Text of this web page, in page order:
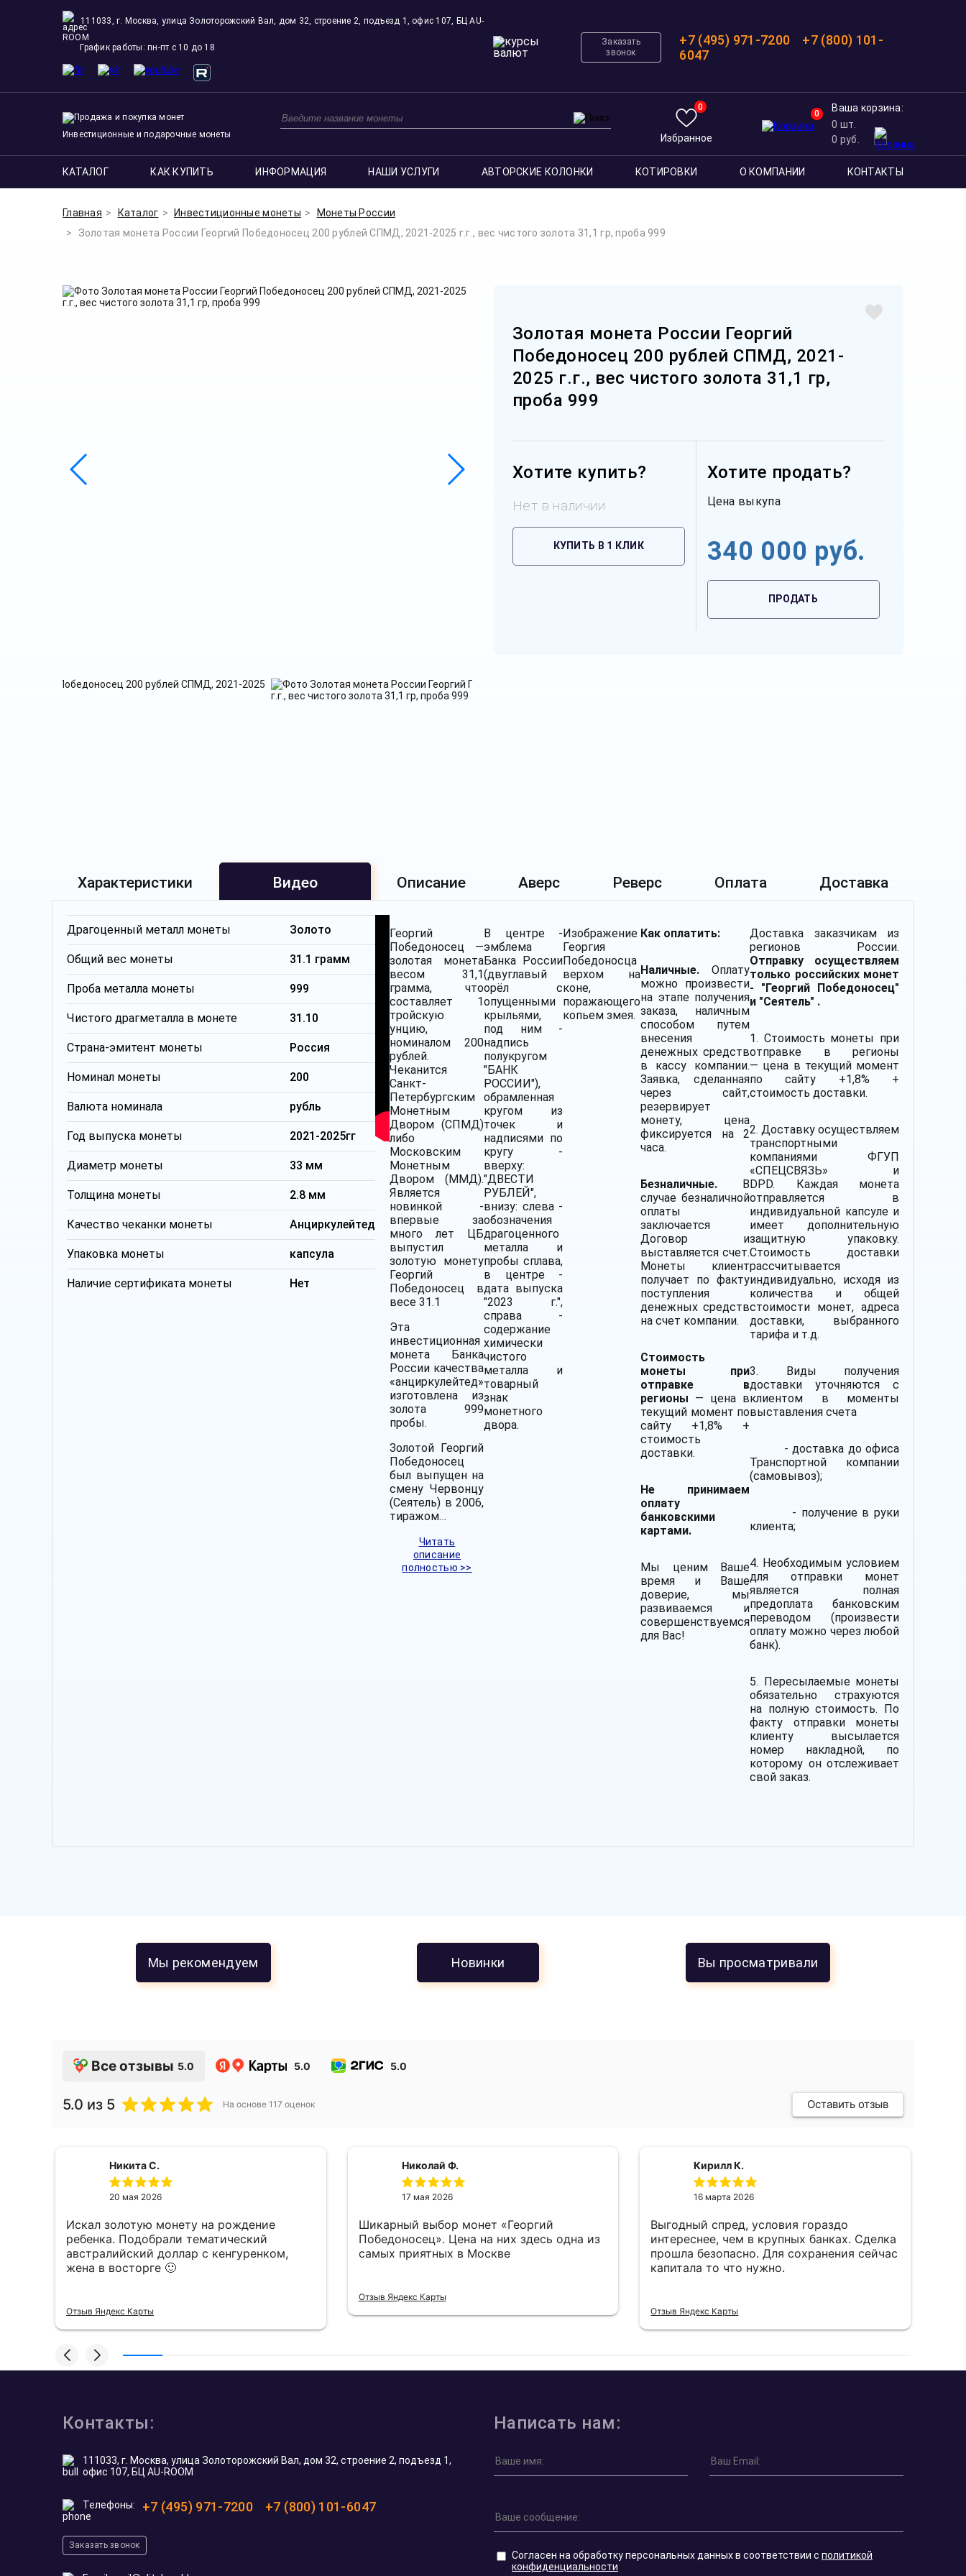
111033, г. Москва, улица Золоторожский Вал, дом 32, строение 2, подъезд 1, офис 107, БЦ AU-
ROOM
График работы: пн-пт с 10 до 18
Заказать
звонок
+7 (495) 971-7200
+7 (800) 101-
6047
Инвестиционные и подарочные монеты
0
Избранное
0
Ваша корзина:
0 шт.
0 руб.
КАТАЛОГ КАК КУПИТЬ ИНФОРМАЦИЯ НАШИ УСЛУГИ АВТОРСКИЕ КОЛОНКИ КОТИРОВКИ О КОМПАНИИ КОНТАКТЫ
Главная Каталог Инвестиционные монеты
Монеты России
Золотая монета России Георгий Победоносец 200 рублей СПМД, 2021-2025 г.г., вес чистого золота 31,1 гр, проба 999
Золотая монета России Георгий
Победоносец 200 рублей СПМД, 2021-
2025 г.г., вес чистого золота 31,1 гр,
проба 999
Хотите купить?
Нет в наличии
КУПИТЬ В 1 КЛИК
Хотите продать?
Цена выкупа
340 000 руб.
ПРОДАТЬ
Характеристики Видео Описание Аверс Реверс Оплата Доставка
Драгоценный металл монеты Золото
Общий вес монеты 31.1 грамм
Проба металла монеты 999
Чистого драгметалла в монете 31.10
Страна-эмитент монеты Россия
Номинал монеты 200
Валюта номинала рубль
Год выпуска монеты 2021-2025гг
Диаметр монеты 33 мм
Толщина монеты 2.8 мм
Качество чеканки монеты Анциркулейтед
Упаковка монеты капсула
Наличие сертификата монеты Нет
Георгий
Победоносец —
золотая монета
весом 31,1
грамма, что
составляет 1
тройскую
унцию,
номиналом 200
рублей.
Чеканится
Санкт-
Петербургским
Монетным
Двором (СПМД)
либо
Московским
Монетным
Двором (ММД).
Является
новинкой -
впервые за
много лет ЦБ
выпустил
золотую монету
Георгий
Победоносец в
весе 31.1
Эта
инвестиционная
монета Банка
России качества
«анциркулейтед»
изготовлена из
золота 999
пробы.
Золотой Георгий
Победоносец
был выпущен на
смену Червонцу
(Сеятель) в 2006,
тиражом…
Читать
описание
полностью >>
В центре -
эмблема
Банка России
(двуглавый
орёл с
опущенными
крыльями,
под ним -
надпись
полукругом
"БАНК
РОССИИ"),
обрамленная
кругом из
точек и
надписями по
кругу -
вверху:
"ДВЕСТИ
РУБЛЕЙ",
внизу: слева -
обозначения
драгоценного
металла и
пробы сплава,
в центре -
дата выпуска
"2023 г.",
справа -
содержание
химически
чистого
металла и
товарный
знак
монетного
двора.
Изображение
Георгия
Победоносца
верхом на
коне,
поражающего
копьем змея.
Как оплатить:
Наличные. Оплату
можно произвести
на этапе получения
заказа, наличным
способом путем
внесения
денежных средств
в кассу компании.
Заявка, сделанная
через сайт,
резервирует
монету, цена
фиксируется на 2
часа.
Безналичные.
В
случае безналичной
оплаты
заключается
Договор и
выставляется счет.
Монеты клиент
получает по факту
поступления
денежных средств
на счет компании.
Стоимость
монеты при
отправке в
регионы — цена в
текущий момент по
сайту +1,8% +
стоимость
доставки.
Не принимаем
оплату
банковскими
картами.
Мы ценим Ваше
время и Ваше
доверие, мы
развиваемся и
совершенствуемся
для Вас!
Доставка заказчикам из
регионов России.
Отправку осуществляем
только российских монет
- "Георгий Победоносец"
и "Сеятель" .
1. Стоимость монеты при
отправке в регионы
— цена в текущий момент
по сайту +1,8% +
стоимость доставки.
2. Доставку осуществляем
транспортными
компаниями
ФГУП
«СПЕЦСВЯЗЬ» и
DPD. Каждая монета
отправляется в
индивидуальной капсуле и
имеет дополнительную
защитную упаковку.
Стоимость доставки
рассчитывается
индивидуально, исходя из
количества и общей
стоимости монет, адреса
доставки, выбранного
тарифа и т.д.
3. Виды получения
доставки уточняются с
клиентом в моменты
выставления счета
- доставка до офиса
Транспортной компании
(самовывоз);
- получение в руки
клиента;
4. Необходимым условием
для отправки монет
является полная
предоплата банковским
переводом (произвести
оплату можно через любой
банк).
5. Пересылаемые монеты
обязательно страхуются
на полную стоимость. По
факту отправки монеты
клиенту высылается
номер накладной, по
которому он отслеживает
свой заказ.
Мы рекомендуем Новинки Вы просматривали
Все отзывы 5.0 5.0 5.0
5.0 из 5 На основе 117 оценок Оставить отзыв
Никита С.
20 мая 2026
Искал золотую монету на рождение
ребенка. Подобрали тематический
австралийский доллар с кенгуренком,
жена в восторге 🙂
Отзыв Яндекс Карты
Николай Ф.
17 мая 2026
Шикарный выбор монет «Георгий
Победоносец». Цена на них здесь одна из
самых приятных в Москве
Отзыв Яндекс Карты
Кирилл К.
16 марта 2026
Выгодный спред, условия гораздо
интереснее, чем в крупных банках. Сделка
прошла безопасно. Для сохранения сейчас
капитала то что нужно.
Отзыв Яндекс Карты
Контакты:
111033, г. Москва, улица Золоторожский Вал, дом 32, строение 2, подъезд 1,
офис 107, БЦ AU-ROOM
Телефоны: +7 (495) 971-7200 +7 (800) 101-6047
Заказать звонок
Написать нам:
Согласен на обработку персональных данных в соответствии с политикой
конфиденциальности